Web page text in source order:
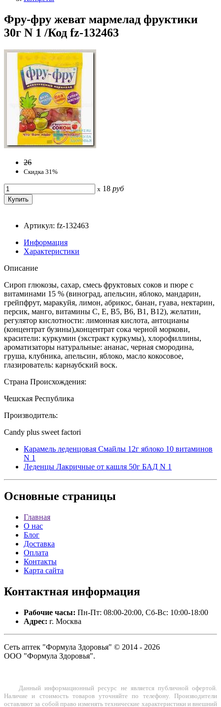
Фру-фру жеват мармелад фруктики
30г N 1 /Код fz-132463
26
Скидка 31%
x 18 руб
Артикул: fz-132463
Информация
Характеристики
Описание
Cироп глюкозы, сахар, смесь фруктовых соков и пюре с
витаминами 15 % (виноград, апельсин, яблоко, мандарин,
грейпфрут, маракуйя, лимон, абрикос, банан, гуава, нектарин,
персик, манго, витамины С, Е, В5, В6, В1, В12), желатин,
регулятор кислотности: лимонная кислота, антоцианы
(концентрат бузины),концентрат сока черной моркови,
красители: куркумин (экстракт куркумы), хлорофиллины,
ароматизаторы натуральные: ананас, черная смородина,
груша, клубника, апельсин, яблоко, масло кокосовое,
глазирователь: карнаубский воск.
Страна Происхождения:
Чешская Республика
Производитель:
Candy plus sweet factori
Карамель леденцовая Смайлы 12г яблоко 10 витаминов
N 1
Леденцы Лакричные от кашля 50г БАД N 1
Основные страницы
Главная
О нас
Блог
Доставка
Оплата
Контакты
Карта сайта
Контактная информация
Рабочие часы: Пн-Пт: 08:00-20:00, Сб-Вс: 10:00-18:00
Адрес: г. Москва
Сеть аптек "Формула Здоровья" © 2014 - 2026
ООО "Формула Здоровья".
Данный информационный ресурс не является публичной офертой.
Наличие и стоимость товаров уточняйте по телефону. Производители
оставляют за собой право изменять технические характеристики и внешний